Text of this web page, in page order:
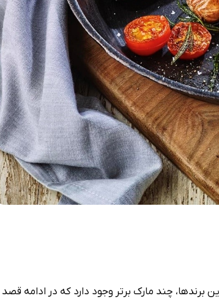
چند مارک برتر وجود دارد که در ادامه قصد